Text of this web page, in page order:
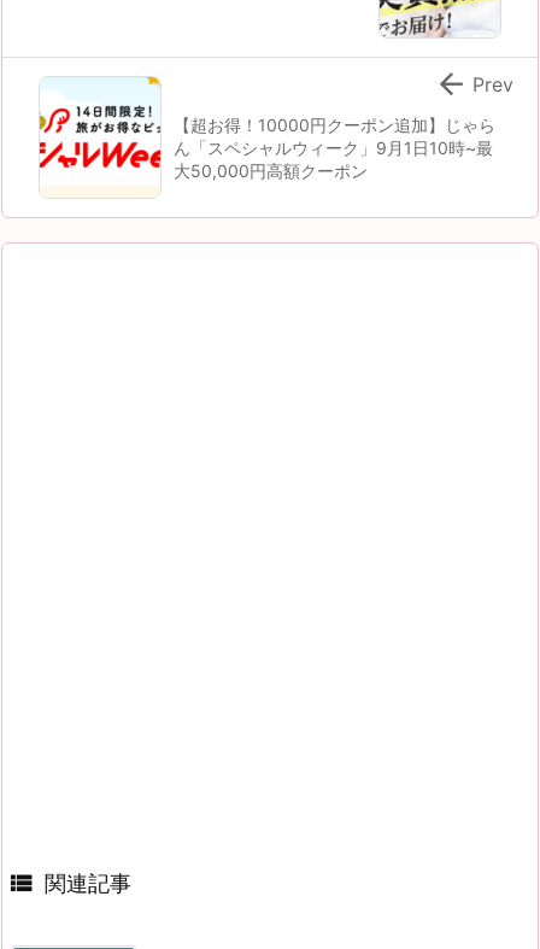
【超お得！10000円クーポン追加】じゃら
ん「スペシャルウィーク」9月1日10時~最
大50,000円高額クーポン
 Prev
 関連記事